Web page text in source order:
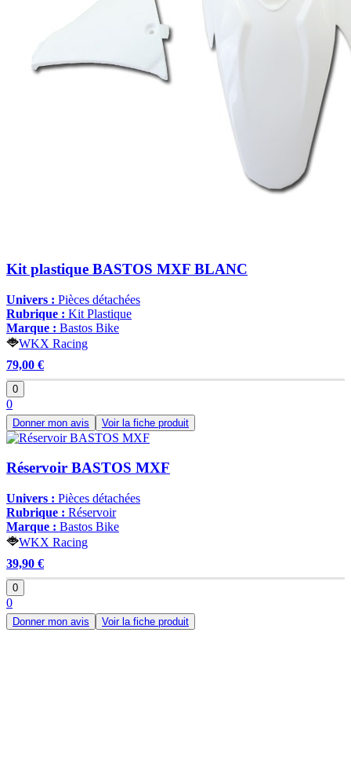
Kit plastique BASTOS MXF BLANC
Univers : Pièces détachées
Rubrique : Kit Plastique
Marque : Bastos Bike
WKX Racing
79,00 €
0
0
Donner mon avis Voir la fiche produit
Réservoir BASTOS MXF
Univers : Pièces détachées
Rubrique : Réservoir
Marque : Bastos Bike
WKX Racing
39,90 €
0
0
Donner mon avis Voir la fiche produit